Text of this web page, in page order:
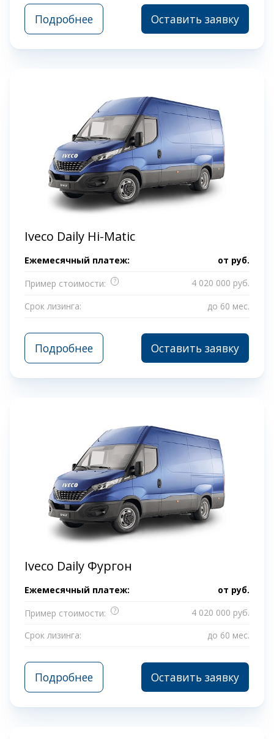
Подробнее Оставить заявку
Iveco Daily Hi-Matic
Ежемесячный платеж: от руб.
Пример стоимости:
?
4 020 000 руб.
Срок лизинга:
до 60 мес.
Подробнее Оставить заявку
Iveco Daily Фургон
Ежемесячный платеж: от руб.
Пример стоимости:
?
4 020 000 руб.
Срок лизинга:
до 60 мес.
Подробнее Оставить заявку